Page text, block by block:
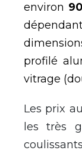
environ
profilé
vitrage
Les prix
les très